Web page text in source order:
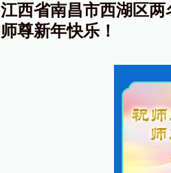
江西省南昌市西湖区
师尊新年快乐！